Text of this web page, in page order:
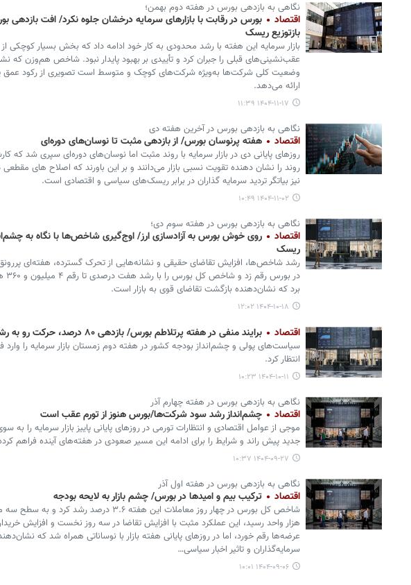
نگاهی به بازدهی بورس در هفته دوم بهمن؛
اقتصاد
بورس در رقابت با بازارهای سرمایه درخشان جلوه نکرد/ افت بازدهی
بازتوزیع ریسک
بازار سرمایه این هفته با رشد محدودی به کار خود ادامه داد که بخش بسیار کوچکی از
عقب‌نشینی‌های قبلی را جبران کرد و تأییدی بر بهبود پایدار نبود. شاخص هم‌وزن که
وضعیت کلی شرکت‌ها به‌ویژه شرکت‌های کوچک و متوسط است تصویری از رکود عمق
ارائه می‌دهد.
۱۴۰۴-۱۱-۱۷ ۱۱:۳۹
نگاهی به بازدهی بورس در آخرین هفته دی
اقتصاد هفته پرنوسان بورس/ از بازدهی مثبت تا نوسان‌های دوره‌ای
روزهای پایانی دی در بازار سرمایه با روند مثبت اما نوسان‌های دوره‌ای سپری شد که
روند را نشان دهنده تقویت نسبی بازار می‌دانند و بر این باورند که اصلاح های مقطعی
نیز بیاتگر تردید سرمایه گذاران در برابر ریسک‌های سیاسی و اقتصادی است.
۱۴۰۴-۱۱-۰۲ ۱۰:۴۹
نگاهی به بازدهی بورس در هفته سوم دی؛
اقتصاد
روی خوش بورس به آزادسازی ارز/ اوج‌گیری شاخص‌ها با نگاه به
ریسک‌
رشد شاخص‌ها، افزایش تقاضای حقیقی و نشانه‌هایی از تحرک گسترده‌، هفته‌ای
در
برد که نشان‌دهنده بازگشت تقاضای قوی به بازار است.
۱۴۰۴-۱۰-۱۸ ۱۲:۰۲
اقتصاد برایند منفی در هفته پرتلاطم بورس/ بازدهی ۸۰ درصد، حرکت رو به رشدی است
سیاست‌های پولی و چشم‌انداز بودجه کشور در هفته دوم زمستان بازار سرمایه را وارد
انتظار کرد.
۱۴۰۴-۱۰-۱۱ ۱۰:۲۳
نگاهی به بازدهی بورس در هفته چهارم آذر
اقتصاد چشم‌انداز رشد سود شرکت‌ها/بورس هنوز از تورم عقب است
موجی از عوامل اقتصادی و انتظارات تورمی در روزهای پایانی پاییز بازار سرمایه را به
جدید پیش راند و شرایط را برای ادامه این مسیر صعودی در هفته‌های آینده فراهم
۱۴۰۴-۰۹-۲۷ ۱۰:۳۷
نگاهی به بازدهی بورس در هفته اول آذر
اقتصاد ترکیب بیم و امیدها در بورس/ چشم بازار به لایحه بودجه
هزار واحد رسید، این عملکرد مثبت با افزایش تقاضا در سه روز نخست و افزایش
عرضه‌ها رقم خورد، اما در روزهای پایانی هفته بازار با نوساناتی همراه شد که
سرمایه‌گذاران و تاثیر اخبار سیاسی…
۱۴۰۴-۰۹-۰۶ ۱۰:۰۱